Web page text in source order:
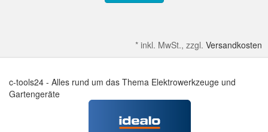
* inkl. MwSt., zzgl. Versandkosten
c-tools24 - Alles rund um das Thema Elektrowerkzeuge und
Gartengeräte